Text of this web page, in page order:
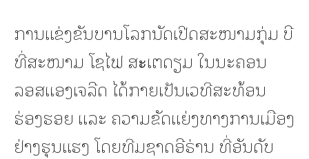
ການແຂ່ງຂັນບານໂລກນັດເປີດສະໜາມກຸ່ມ ບີ
ທີ່ສະໜາມ ໂຊໄຟ ສะເຕດຽມ ໃນນະຄອນ
ລອສແອງເຈລີດ ໄດ້ກາຍເປັນເວທີສະທ້ອນ
ຮ່ອງຮອຍ ແລະ ຄວາມຂັດແຍ່ງທາງການເມືອງ
ຢ່າງຮຸນແຮງ ໂດຍທີມຊາດອີຣ່ານ ທີ່ອັນດັບ